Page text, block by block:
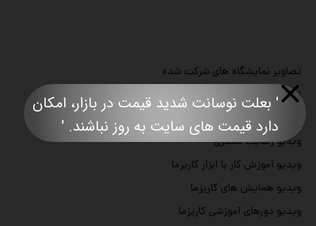
تصاویر نمایشگاه های شرکت شده
تصاویر پروژه ها انجام شده
ویدیو محصاحبه ها
ویدیو رضایت مشتری
ویدیو آموزش کار با ابزار کاریزما
ویدیو همایش های کاریزما
ویدیو دورهای آموزشی کاریزما
' بعلت نوسانت شدید قیمت در بازار، امکان
دارد قیمت های سایت به روز نباشند. '​​​​​​​​​​​​​​